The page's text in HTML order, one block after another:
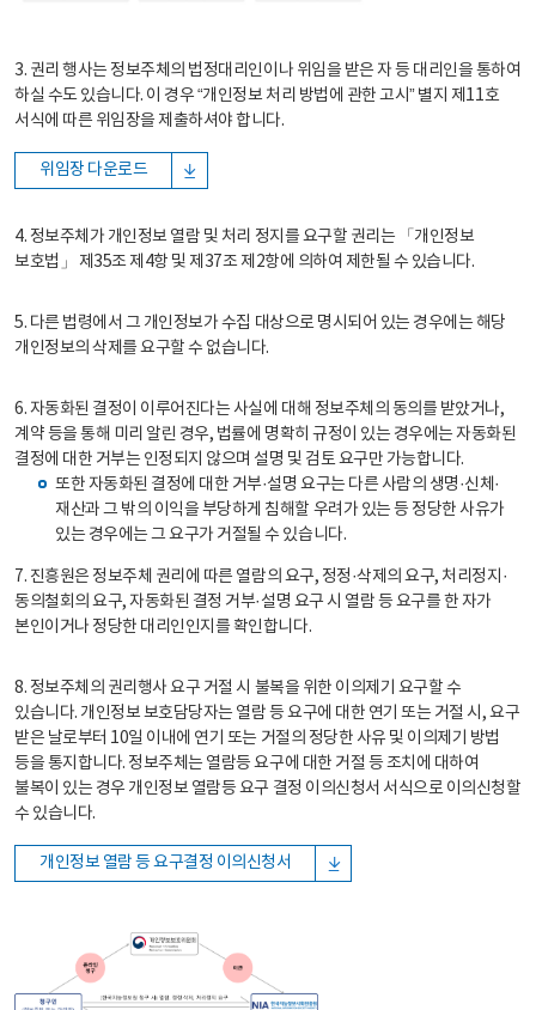
3. 권리 행사는 정보주체의 법정대리인이나 위임을 받은 자 등 대리인을 통하여
하실 수도 있습니다. 이 경우 “개인정보 처리 방법에 관한 고시” 별지 제11호
서식에 따른 위임장을 제출하셔야 합니다.
위임장 다운로드
4. 정보주체가 개인정보 열람 및 처리 정지를 요구할 권리는 「개인정보
보호법」 제35조 제4항 및 제37조 제2항에 의하여 제한될 수 있습니다.
5. 다른 법령에서 그 개인정보가 수집 대상으로 명시되어 있는 경우에는 해당
개인정보의 삭제를 요구할 수 없습니다.
6. 자동화된 결정이 이루어진다는 사실에 대해 정보주체의 동의를 받았거나,
계약 등을 통해 미리 알린 경우, 법률에 명확히 규정이 있는 경우에는 자동화된
결정에 대한 거부는 인정되지 않으며 설명 및 검토 요구만 가능합니다.
또한 자동화된 결정에 대한 거부·설명 요구는 다른 사람의 생명·신체·
재산과 그 밖의 이익을 부당하게 침해할 우려가 있는 등 정당한 사유가
있는 경우에는 그 요구가 거절될 수 있습니다.
7. 진흥원은 정보주체 권리에 따른 열람의 요구, 정정·삭제의 요구, 처리정지·
동의철회의 요구, 자동화된 결정 거부·설명 요구 시 열람 등 요구를 한 자가
본인이거나 정당한 대리인인지를 확인합니다.
8. 정보주체의 권리행사 요구 거절 시 불복을 위한 이의제기 요구할 수
있습니다. 개인정보 보호담당자는 열람 등 요구에 대한 연기 또는 거절 시, 요구
받은 날로부터 10일 이내에 연기 또는 거절의 정당한 사유 및 이의제기 방법
등을 통지합니다. 정보주체는 열람등 요구에 대한 거절 등 조치에 대하여
불복이 있는 경우 개인정보 열람등 요구 결정 이의신청서 서식으로 이의신청할
수 있습니다.
개인정보 열람 등 요구결정 이의신청서